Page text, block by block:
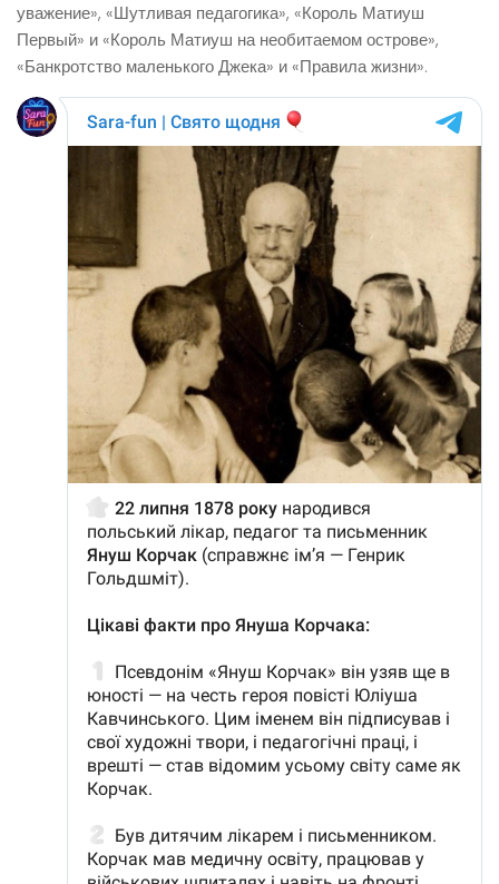
уважение», «Шутливая педагогика», «Король Матиуш
Первый» и «Король Матиуш на необитаемом острове»,
«Банкротство маленького Джека» и «Правила жизни».